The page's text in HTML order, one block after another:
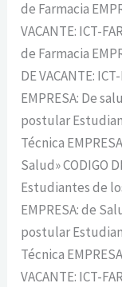
de Farmacia
VACANTE: ICT-
de Farmacia
DE VACANTE:
EMPRESA: De
postular
Técnica
Salud» CODIGO
Estudiantes de
EMPRESA: de
postular
Técnica
VACANTE: ICT-